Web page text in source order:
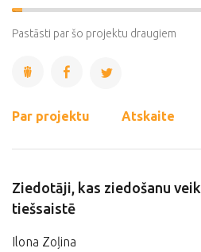
3%
Complete
Pastāsti par šo projektu draugiem
Par projektu Atskaite
Ziedotāji, kas ziedošanu
tiešsaistē
Ilona Zoļina